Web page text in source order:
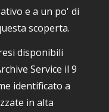
e a un po' di
scoperta.
disponibili
Service il 9
identificato a
in alta